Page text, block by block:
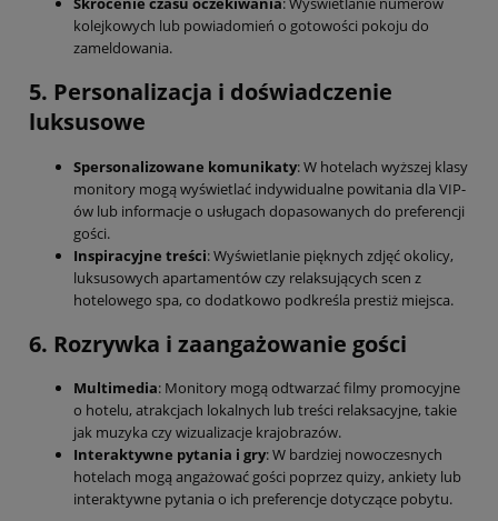
kolejkowych lub powiadomień o gotowości pokoju do
zameldowania.
5. Personalizacja i doświadczenie
luksusowe
Spersonalizowane komunikaty: W hotelach wyższej klasy
monitory mogą wyświetlać indywidualne powitania dla VIP-
ów lub informacje o usługach dopasowanych do preferencji
gości.
Inspiracyjne treści: Wyświetlanie pięknych zdjęć okolicy,
luksusowych apartamentów czy relaksujących scen z
hotelowego spa, co dodatkowo podkreśla prestiż miejsca.
6. Rozrywka i zaangażowanie gości
Multimedia: Monitory mogą odtwarzać filmy promocyjne
o hotelu, atrakcjach lokalnych lub treści relaksacyjne, takie
jak muzyka czy wizualizacje krajobrazów.
Interaktywne pytania i gry: W bardziej nowoczesnych
hotelach mogą angażować gości poprzez quizy, ankiety lub
interaktywne pytania o ich preferencje dotyczące pobytu.